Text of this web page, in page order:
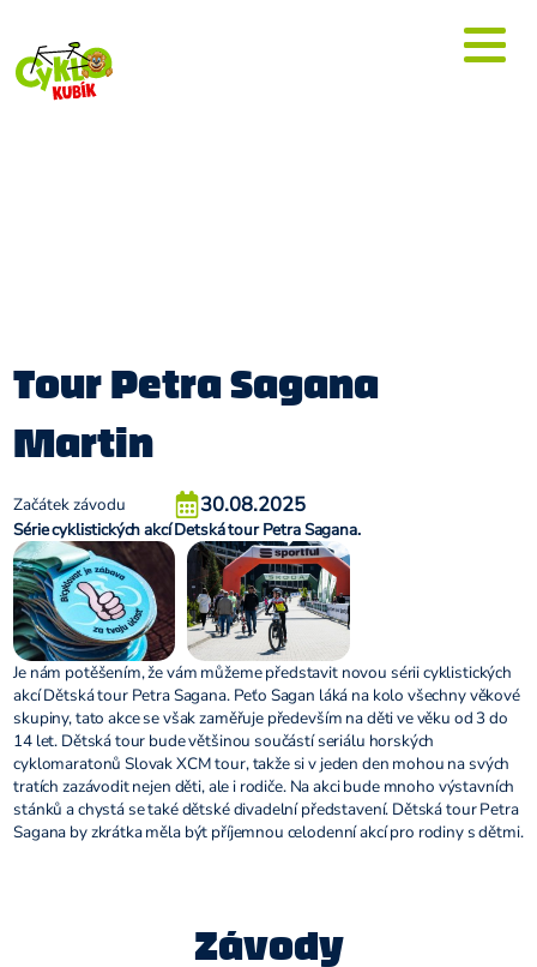
Tour Petra Sagana
Martin
Začátek závodu 30.08.2025
Série cyklistických akcí Detská tour Petra Sagana.
Je nám potěšením, že vám můžeme představit novou sérii cyklistických
akcí Dětská tour Petra Sagana. Peťo Sagan láká na kolo všechny věkové
skupiny, tato akce se však zaměřuje především na děti ve věku od 3 do
14 let. Dětská tour bude většinou součástí seriálu horských
cyklomaratonů Slovak XCM tour, takže si v jeden den mohou na svých
tratích zazávodit nejen děti, ale i rodiče. Na akci bude mnoho výstavních
stánků a chystá se také dětské divadelní představení. Dětská tour Petra
Sagana by zkrátka měla být příjemnou celodenní akcí pro rodiny s dětmi.
Závody